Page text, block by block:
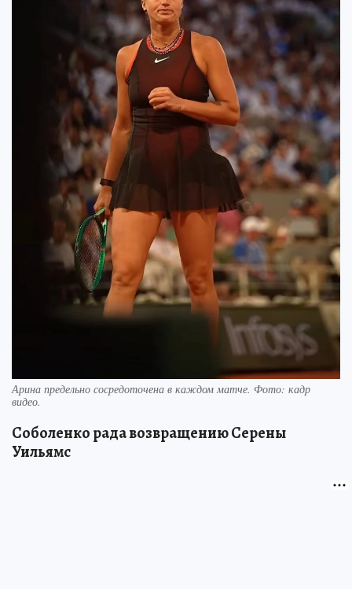
Арина предельно сосредоточена в каждом матче. Фото: кадр
видео.
Соболенко рада возвращению Серены
Уильямс